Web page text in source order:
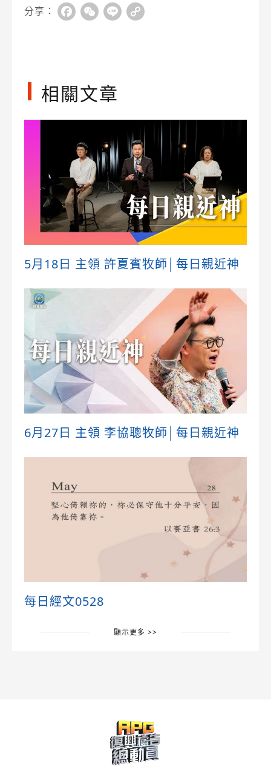
分享： FacebookWeChat
Line
相關文章
5月18日 主領 許夏賓牧師│每日親近神
6月27日 主領 李協聰牧師│每日親近神
每日經文0528
顯示更多 >>